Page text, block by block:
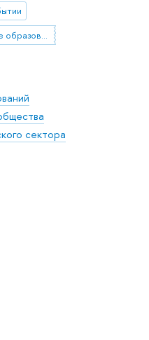
дополнительное образование
сектора